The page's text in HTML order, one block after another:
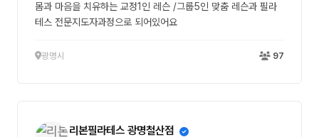
몸과 마음을 치유하는 교정1인 레슨 /그룹5인 맞춤 레슨과 필라
테스 전문지도자과정으로 되어있어요
광명시 97
리본필라테스 광명철산점